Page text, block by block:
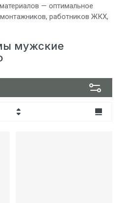
— оптимальное
работников ЖКХ,
мужские